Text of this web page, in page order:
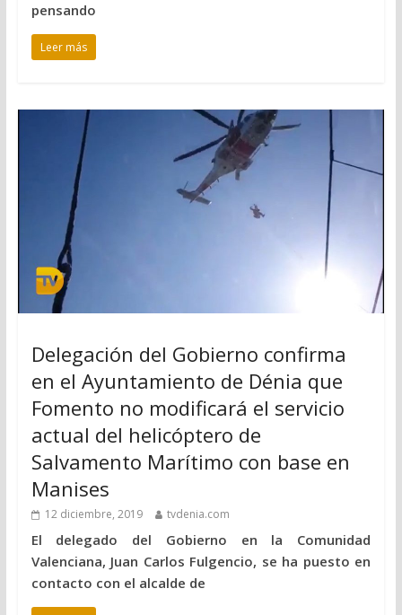
pensando
Leer más
Delegación del Gobierno confirma
en el Ayuntamiento de Dénia que
Fomento no modificará el servicio
actual del helicóptero de
Salvamento Marítimo con base en
Manises
12 diciembre, 2019 tvdenia.com
El delegado del Gobierno en la Comunidad
Valenciana, Juan Carlos Fulgencio, se ha puesto en
contacto con el alcalde de